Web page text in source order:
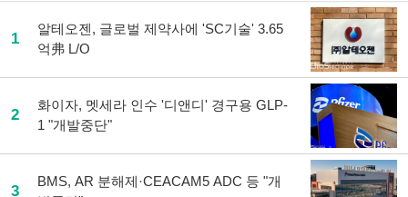
1
알테오젠, 글로벌 제약사에 'SC기술' 3.65
억弗 L/O
2
화이자, 멧세라 인수 '디앤디' 경구용 GLP-
1 "개발중단"
3
BMS, AR 분해제·CEACAM5 ADC 등 "개